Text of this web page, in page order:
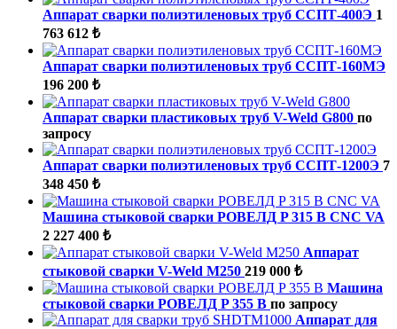
Аппарат сварки полиэтиленовых труб ССПТ-400Э 1
763 612 ₺
Аппарат сварки полиэтиленовых труб ССПТ-160МЭ
196 200 ₺
Аппарат сварки пластиковых труб V-Weld G800 по
запросу
Аппарат сварки полиэтиленовых труб ССПТ-1200Э 7
348 450 ₺
Машина стыковой сварки РОВЕЛД P 315 B CNC VA
2 227 400 ₺
Аппарат
стыковой сварки V-Weld M250 219 000 ₺
Машина
стыковой сварки РОВЕЛД P 355 B по запросу
Аппарат для